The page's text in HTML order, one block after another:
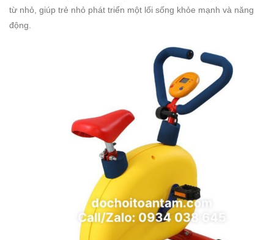
từ nhỏ, giúp trẻ nhỏ phát triển một lối sống khỏe mạnh và năng
động.